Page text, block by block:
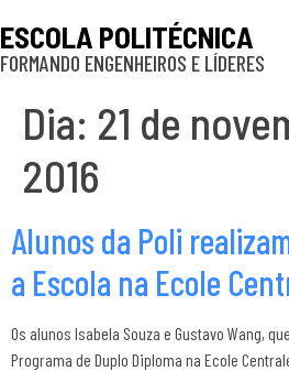
ESCOLA POLITÉCNICA
FORMANDO ENGENHEIROS E LÍDERES
Dia: 21 de
2016
Alunos da Poli
a Escola na Ecole
Os alunos Isabela Souza e Gustavo Wang,
Programa de Duplo Diploma na Ecole